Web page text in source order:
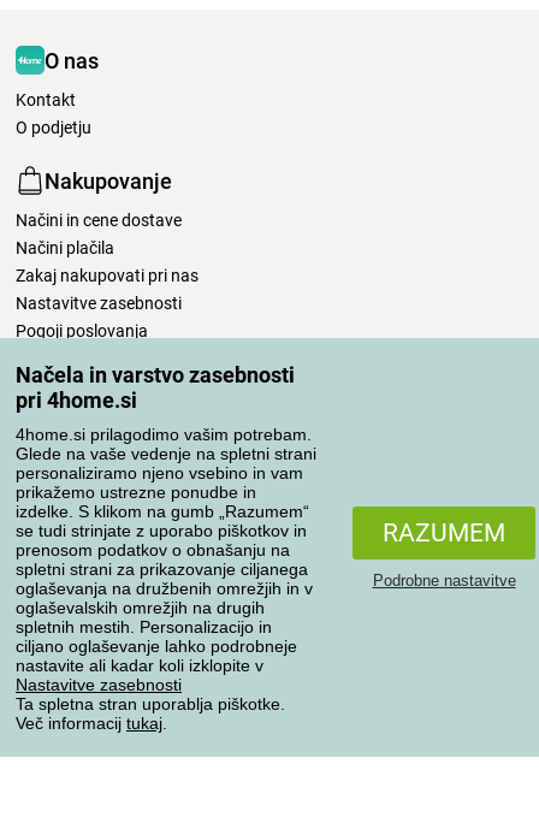
Načela in varstvo zasebnosti
pri 4home.si
4home.si prilagodimo vašim potrebam.
Glede na vaše vedenje na spletni strani
personaliziramo njeno vsebino in vam
prikažemo ustrezne ponudbe in
izdelke. S klikom na gumb „Razumem“
se tudi strinjate z uporabo piškotkov in
prenosom podatkov o obnašanju na
spletni strani za prikazovanje ciljanega
oglaševanja na družbenih omrežjih in v
oglaševalskih omrežjih na drugih
spletnih mestih. Personalizacijo in
ciljano oglaševanje lahko podrobneje
nastavite ali kadar koli izklopite v
Nastavitve zasebnosti
Ta spletna stran uporablja piškotke.
Več informacij tukaj
RAZUMEM
Podrobne nastavitve
O nas
Kontakt
O podjetju
Nakupovanje
Načini in cene dostave
Načini plačila
Zakaj nakupovati pri nas
Nastavitve zasebnosti
Pogoji poslovanja
Vaša naročila
Moj račun
Pregled naročil
Reklamacija
Odstop od kupoprodajne pogodbe
Pravila obdelave ocen
Načini prevoza
Načini plačila